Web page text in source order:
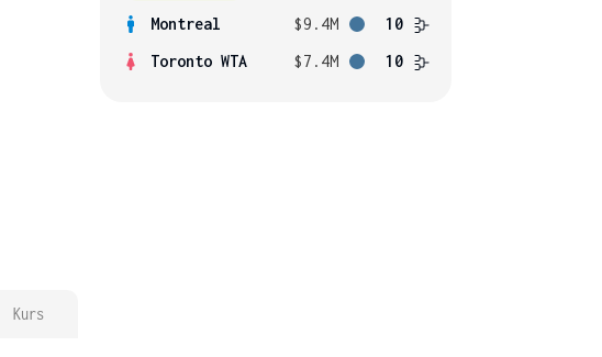
Kurs
Montreal $9.4M
10
Toronto WTA
$7.4M 10